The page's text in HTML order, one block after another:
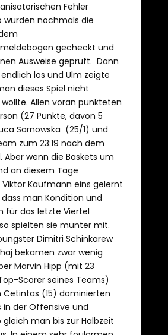
Fehler
wurden nochmals die
gecheckt und
Ausweise geprüft. Dann
los und Ulm zeigte
dieses Spiel nicht
Allen voran punkteten
(27 Punkte, davon 5
Sarnowska (25/1) und
zum 23:19 nach dem
Aber wenn die Baskets um
an diesem Tage
Kaufmann eins gelernt
man Kondition und
für das letzte Viertel
spielten sie munter mit.
Dimitri Schinkarew
bekamen zwar wenig
Marvin Hipp (mit 23
Scorer seines Teams)
Cetintas (15) dominierten
in der Offensive und
gleich man bis zur Halbzeit